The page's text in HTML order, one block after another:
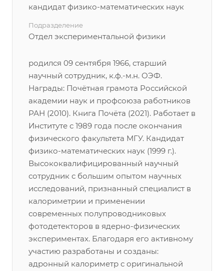
кандидат физико-математических наук
Подразделение
Отдел экспериментальной физики
родился 09 сентября 1966, старший
научный сотрудник, к.ф.-м.н. ОЭФ.
Награды: Почётная грамота Российской
академии наук и профсоюза работников
РАН (2010). Книга Почёта (2021). Работает в
Институте с 1989 года после окончания
физического факультета МГУ. Кандидат
физико-математических наук (1999 г.).
Высококвалифицированный научный
сотрудник с большим опытом научных
исследований, признанный специалист в
калориметрии и применении
современных полупроводниковых
фотодетекторов в ядерно-физических
экспериментах. Благодаря его активному
участию разработаны и созданы:
адронный калориметр с оригинальной